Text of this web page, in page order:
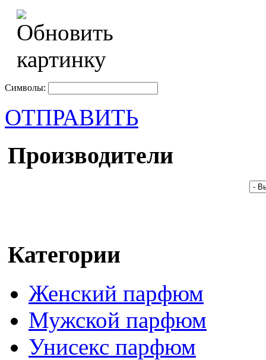
Символы:
ОТПРАВИТЬ
Производители
Категории
Женский парфюм
Мужской парфюм
Унисекс парфюм